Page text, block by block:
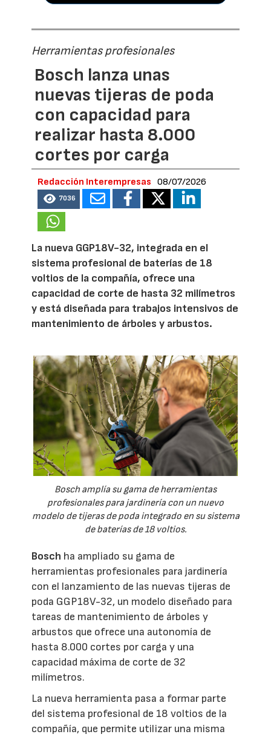
Herramientas profesionales
Bosch lanza unas
nuevas tijeras de poda
con capacidad para
realizar hasta 8.000
cortes por carga
Redacción Interempresas 08/07/2026
7036
La nueva GGP18V-32, integrada en el
sistema profesional de baterías de 18
voltios de la compañía, ofrece una
capacidad de corte de hasta 32 milímetros
y está diseñada para trabajos intensivos de
mantenimiento de árboles y arbustos.
Bosch amplía su gama de herramientas
profesionales para jardinería con un nuevo
modelo de tijeras de poda integrado en su sistema
de baterías de 18 voltios.
Bosch ha ampliado su gama de
herramientas profesionales para jardinería
con el lanzamiento de las nuevas tijeras de
poda GGP18V-32, un modelo diseñado para
tareas de mantenimiento de árboles y
arbustos que ofrece una autonomía de
hasta 8.000 cortes por carga y una
capacidad máxima de corte de 32
milímetros.
La nueva herramienta pasa a formar parte
del sistema profesional de 18 voltios de la
compañía, que permite utilizar una misma